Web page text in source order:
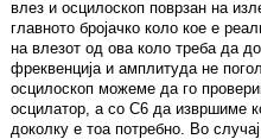
влез и осцилоскоп поврзан на
главното бројачко коло кое е
на влезот од ова коло треба да
фреквенција и амплитуда не
осцилоскоп можеме да го
осцилатор, а со C6 да извршиме
доколку е тоа потребно. Во